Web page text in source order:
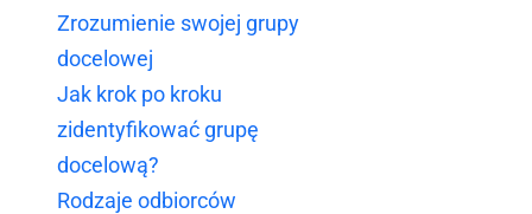
Zrozumienie swojej grupy
docelowej
Jak krok po kroku
zidentyfikować grupę
docelową?
Rodzaje odbiorców